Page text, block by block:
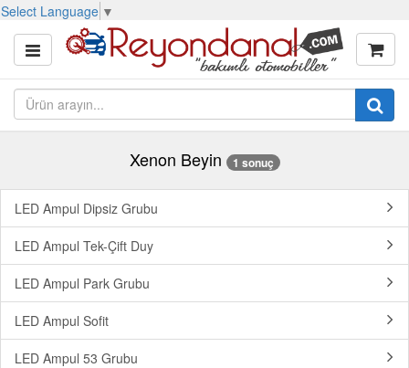
Select Language ▼
Xenon Beyin 1 sonuç
LED Ampul Dipsiz Grubu
LED Ampul Tek-Çift Duy
LED Ampul Park Grubu
LED Ampul Sofit
LED Ampul 53 Grubu